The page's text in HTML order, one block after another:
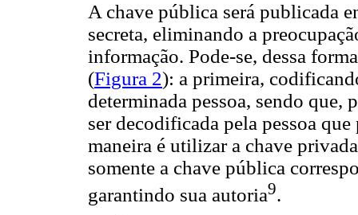
A chave pública será publicada
secreta, eliminando a
informação. Pode-se, dessa
(Figura 2): a primeira,
determinada pessoa, sendo que,
ser decodificada pela pessoa
maneira é utilizar a chave
somente a chave pública
garantindo sua autoria9.